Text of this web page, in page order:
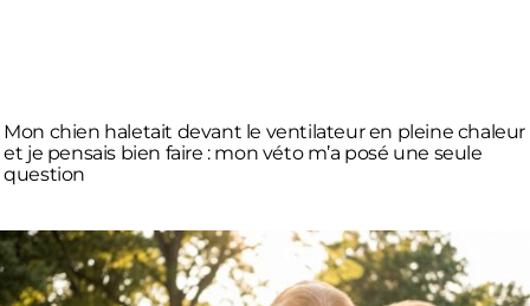
Mon chien haletait devant le ventilateur en pleine chaleur
et je pensais bien faire : mon véto m’a posé une seule
question